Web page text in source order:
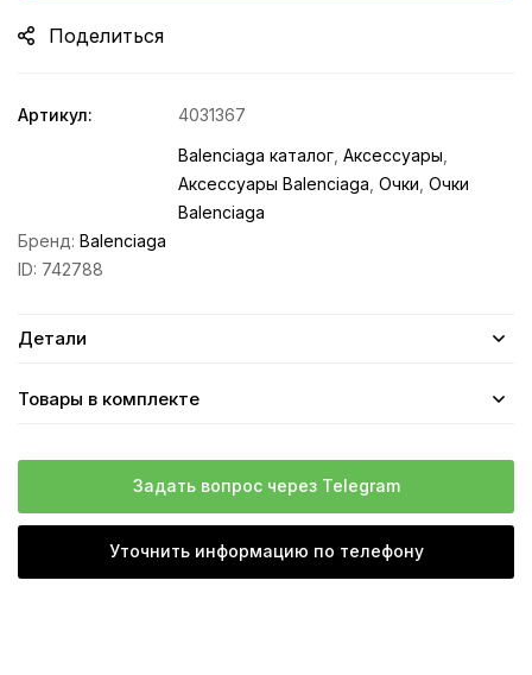
Поделиться
Артикул:
4031367
Balenciaga каталог Аксессуары
Аксессуары Balenciaga Очки Очки
Balenciaga
Бренд: Balenciaga
ID: 742788
Детали
Товары в комплекте
Задать вопрос через Telegram
Уточнить информацию по телефону